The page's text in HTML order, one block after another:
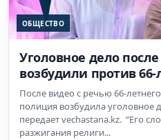
ОБЩЕСТВО
Уголовное дело
возбудили против
После видео с речью 66-
полиция возбудила
передает vechastana.kz. “Его
разжигания религи...